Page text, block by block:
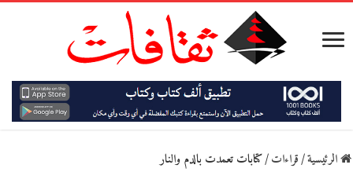
الرئيسية/قراءات/كتابات تعمدت بالدم والنار